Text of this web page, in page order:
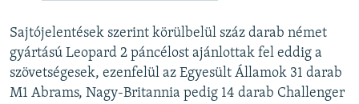
Sajtójelentések szerint körülbelül száz darab német
gyártású Leopard 2 páncélost ajánlottak fel eddig a
szövetségesek, ezenfelül az Egyesült Államok 31 darab
M1 Abrams, Nagy-Britannia pedig 14 darab Challenger